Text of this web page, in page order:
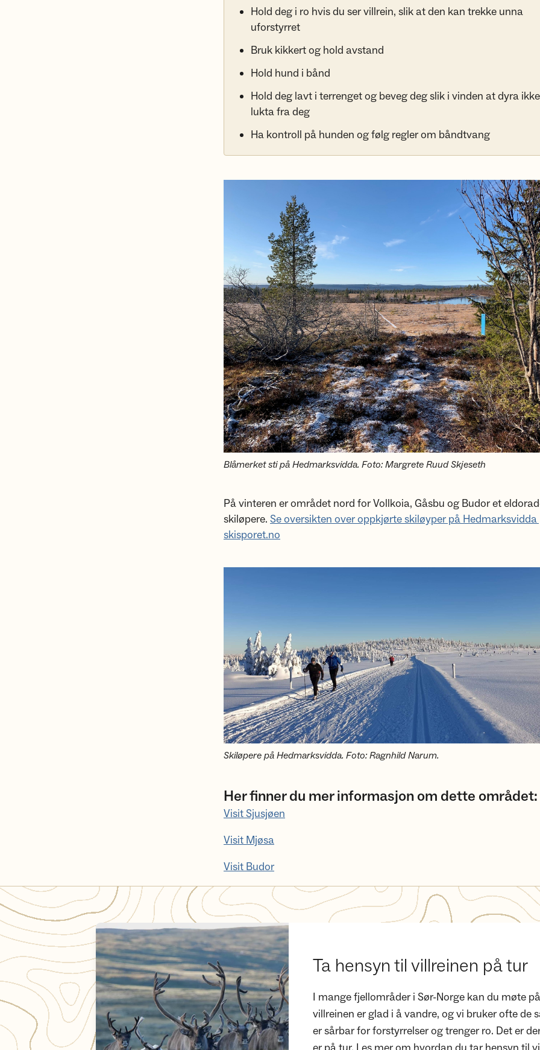
Hold deg i ro hvis du ser villrein, slik at den kan trekke unna
uforstyrret
Bruk kikkert og hold avstand
Hold hund i bånd
Hold deg lavt i terrenget og beveg deg slik i vinden at dyra
lukta fra deg
Ha kontroll på hunden og følg regler om båndtvang
Blåmerket sti på Hedmarksvidda. Foto: Margrete Ruud Skjeseth
På vinteren er området nord for Vollkoia, Gåsbu og Budor et
skiløpere. Se oversikten over oppkjørte skiløyper på Hedmarksvidda
skisporet.no
Skiløpere på Hedmarksvidda. Foto: Ragnhild Narum.
Her finner du mer informasjon om dette området:
Visit Sjusjøen
Visit Mjøsa
Visit Budor
Ta hensyn til villreinen på tur
Ta hensyn til villreinen på tur
I mange fjellområder i Sør-Norge kan du møte
villreinen er glad i å vandre, og vi bruker ofte de
er sårbar for forstyrrelser og trenger ro. Det er